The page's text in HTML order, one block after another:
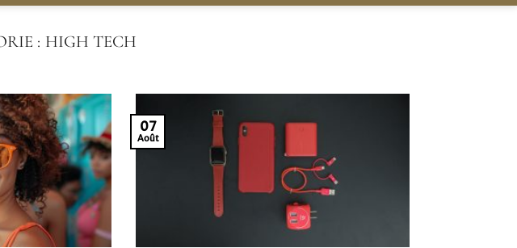
HIGH TECH
07
Août